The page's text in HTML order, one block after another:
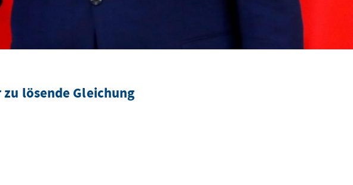
lösende Gleichung